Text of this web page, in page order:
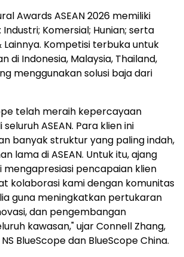
Awards ASEAN 2026 memiliki
Komersial; Hunian; serta
Lainnya. Kompetisi terbuka untuk
di Indonesia, Malaysia, Thailand,
menggunakan solusi baja dari
telah meraih kepercayaan
ASEAN. Para klien ini
banyak struktur yang paling indah,
lama di ASEAN. Untuk itu, ajang
mengapresiasi pencapaian klien
kolaborasi kami dengan komunitas
guna meningkatkan pertukaran
dan pengembangan
kawasan," ujarConnell Zhang,
NS BlueScope dan BlueScope China.